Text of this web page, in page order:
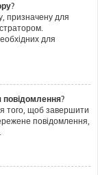
призначену для
для
того, щоб завершити
повідомлення,